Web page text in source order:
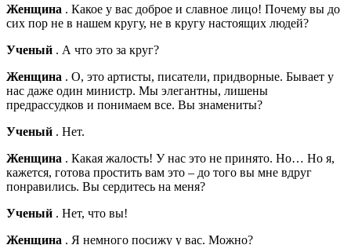
Женщина . Какое у вас доброе и славное лицо! Почему вы до
сих пор не в нашем кругу, не в кругу настоящих людей?
Ученый . А что это за круг?
Женщина . О, это артисты, писатели, придворные. Бывает у
нас даже один министр. Мы элегантны, лишены
предрассудков и понимаем все. Вы знамениты?
Ученый . Нет.
Женщина . Какая жалость! У нас это не принято. Но… Но я,
кажется, готова простить вам это – до того вы мне вдруг
понравились. Вы сердитесь на меня?
Ученый . Нет, что вы!
Женщина . Я немного посижу у вас. Можно?